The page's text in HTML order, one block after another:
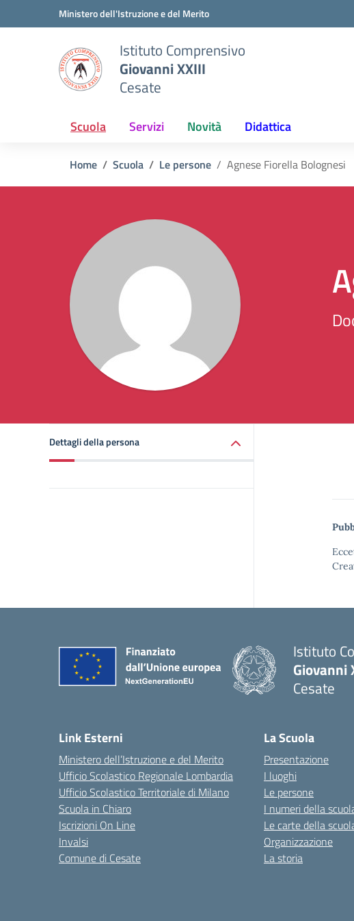
Vai ai contenuti
Vai al menu di navigazioneMinistero dell'Istruzione e del Merito
Istituto Comprensivo
Giovanni XXIII
Cesate
Scuola Servizi Novità Didattica
Home Scuola Le persone Agnese Fiorella Bolognesi
Dettagli della persona
Istituto
Giovanni
Cesate
Link Esterni
Ministero dell’Istruzione e del Merito
Ufficio Scolastico Regionale Lombardia
Ufficio Scolastico Territoriale di Milano
Scuola in Chiaro
Iscrizioni On Line
Invalsi
Comune di Cesate
La Scuola
Presentazione
I luoghi
Le persone
I numeri della
Le carte della
Organizzazione
La storia